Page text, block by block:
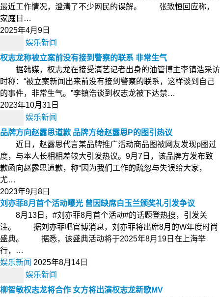
最近工作情况，澄清了不少网民的误解。 张致恒回应称，
家庭日…
2025年4月9日
娱乐新闻
权志龙称被立案前没有接到警察的联系 非常生气
据韩媒，权志龙在接受演艺记者出身的油管博主李镇浩采访
时称：“被立案新闻出来前没有接到警察的联系，这样谈到自己
的事件，非常生气。”李镇浩谈到权志龙被下达禁…
2023年10月31日
娱乐新闻
品牌方向赵露思道歉 品牌方给赵露思P的图引热议
近日，赵露思代言某品牌推广活动商品图被网友发现p图过
度，与本人长相相差较大引发热议。9月7日，该品牌方发布致
歉函向赵露思道歉，称“因为我们工作的疏忽与失误给大家，
尤…
2023年9月8日
刘亦菲8月首个活动曝光 曾因缺席白玉兰颁奖礼引发争议
8月13日，#刘亦菲8月首个活动#的话题登热搜，引发关
注。 据刘亦菲吧官博消息，刘亦菲将出席8月的W年度时尚
盛典。 据悉，该盛典活动将于2025年8月19日在上海举
行，…
娱乐新闻 2025年8月14日
娱乐新闻
柳智敏权志龙将合作 女方将出演权志龙新歌MV